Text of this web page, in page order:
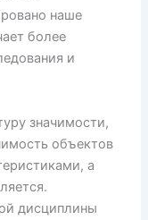
наше
более
и
значимости,
объектов
а
дисциплины